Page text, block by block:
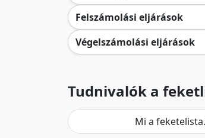
Felszámolási eljárások
Végelszámolási eljárások
Tudnivalók a
Mi a